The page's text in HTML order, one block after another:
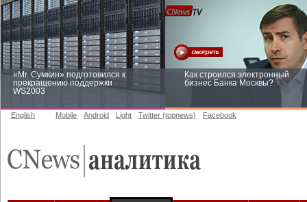
«Mr. Сумкин» подготовился к
прекращению поддержки
WS2003
Как строился электронный
бизнес Банка Москвы?
English Mobile Android Light Twitter (topnews) Facebook